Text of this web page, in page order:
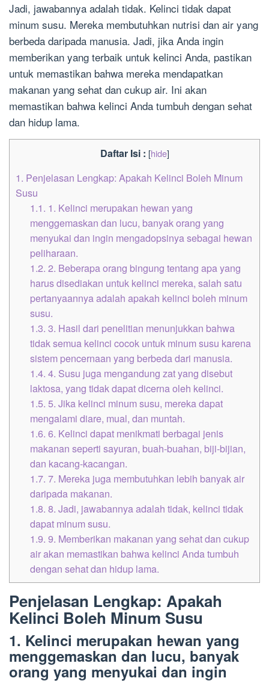
Jadi, jawabannya adalah tidak. Kelinci tidak dapat
minum susu. Mereka membutuhkan nutrisi dan air yang
berbeda daripada manusia. Jadi, jika Anda ingin
memberikan yang terbaik untuk kelinci Anda, pastikan
untuk memastikan bahwa mereka mendapatkan
makanan yang sehat dan cukup air. Ini akan
memastikan bahwa kelinci Anda tumbuh dengan sehat
dan hidup lama.
Daftar Isi : [hide]
1. Penjelasan Lengkap: Apakah Kelinci Boleh Minum
Susu
1.1. 1. Kelinci merupakan hewan yang
menggemaskan dan lucu, banyak orang yang
menyukai dan ingin mengadopsinya sebagai hewan
peliharaan.
1.2. 2. Beberapa orang bingung tentang apa yang
harus disediakan untuk kelinci mereka, salah satu
pertanyaannya adalah apakah kelinci boleh minum
susu.
1.3. 3. Hasil dari penelitian menunjukkan bahwa
tidak semua kelinci cocok untuk minum susu karena
sistem pencernaan yang berbeda dari manusia.
1.4. 4. Susu juga mengandung zat yang disebut
laktosa, yang tidak dapat dicerna oleh kelinci.
1.5. 5. Jika kelinci minum susu, mereka dapat
mengalami diare, mual, dan muntah.
1.6. 6. Kelinci dapat menikmati berbagai jenis
makanan seperti sayuran, buah-buahan, biji-bijian,
dan kacang-kacangan.
1.7. 7. Mereka juga membutuhkan lebih banyak air
daripada makanan.
1.8. 8. Jadi, jawabannya adalah tidak, kelinci tidak
dapat minum susu.
1.9. 9. Memberikan makanan yang sehat dan cukup
air akan memastikan bahwa kelinci Anda tumbuh
dengan sehat dan hidup lama.
Penjelasan Lengkap: Apakah
Kelinci Boleh Minum Susu
1. Kelinci merupakan hewan yang
menggemaskan dan lucu, banyak
orang yang menyukai dan ingin